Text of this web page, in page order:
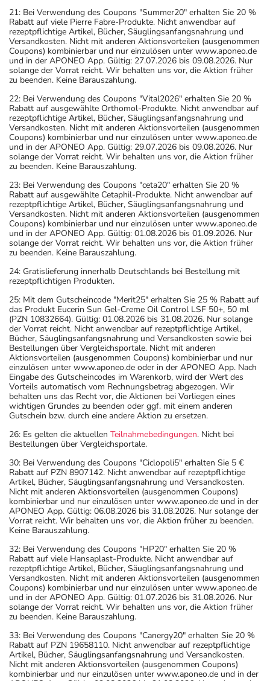
21: Bei Verwendung des Coupons "Summer20" erhalten Sie 20 %
Rabatt auf viele Pierre Fabre-Produkte. Nicht anwendbar auf
rezeptpflichtige Artikel, Bücher, Säuglingsanfangsnahrung und
Versandkosten. Nicht mit anderen Aktionsvorteilen (ausgenommen
Coupons) kombinierbar und nur einzulösen unter www.aponeo.de
und in der APONEO App. Gültig: 27.07.2026 bis 09.08.2026. Nur
solange der Vorrat reicht. Wir behalten uns vor, die Aktion früher
zu beenden. Keine Barauszahlung.
22: Bei Verwendung des Coupons "Vital2026" erhalten Sie 20 %
Rabatt auf ausgewählte Orthomol-Produkte. Nicht anwendbar auf
rezeptpflichtige Artikel, Bücher, Säuglingsanfangsnahrung und
Versandkosten. Nicht mit anderen Aktionsvorteilen (ausgenommen
Coupons) kombinierbar und nur einzulösen unter www.aponeo.de
und in der APONEO App. Gültig: 29.07.2026 bis 09.08.2026. Nur
solange der Vorrat reicht. Wir behalten uns vor, die Aktion früher
zu beenden. Keine Barauszahlung.
23: Bei Verwendung des Coupons "ceta20" erhalten Sie 20 %
Rabatt auf ausgewählte Cetaphil-Produkte. Nicht anwendbar auf
rezeptpflichtige Artikel, Bücher, Säuglingsanfangsnahrung und
Versandkosten. Nicht mit anderen Aktionsvorteilen (ausgenommen
Coupons) kombinierbar und nur einzulösen unter www.aponeo.de
und in der APONEO App. Gültig: 01.08.2026 bis 01.09.2026. Nur
solange der Vorrat reicht. Wir behalten uns vor, die Aktion früher
zu beenden. Keine Barauszahlung.
24: Gratislieferung innerhalb Deutschlands bei Bestellung mit
rezeptpflichtigen Produkten.
25: Mit dem Gutscheincode "Merit25" erhalten Sie 25 % Rabatt auf
das Produkt Eucerin Sun Gel-Creme Oil Control LSF 50+, 50 ml
(PZN 10832664). Gültig: 01.08.2026 bis 31.08.2026. Nur solange
der Vorrat reicht. Nicht anwendbar auf rezeptpflichtige Artikel,
Bücher, Säuglingsanfangsnahrung und Versandkosten sowie bei
Bestellungen über Vergleichsportale. Nicht mit anderen
Aktionsvorteilen (ausgenommen Coupons) kombinierbar und nur
einzulösen unter www.aponeo.de oder in der APONEO App. Nach
Eingabe des Gutscheincodes im Warenkorb, wird der Wert des
Vorteils automatisch vom Rechnungsbetrag abgezogen. Wir
behalten uns das Recht vor, die Aktionen bei Vorliegen eines
wichtigen Grundes zu beenden oder ggf. mit einem anderen
Gutschein bzw. durch eine andere Aktion zu ersetzen.
26: Es gelten die aktuellen Teilnahmebedingungen. Nicht bei
Bestellungen über Vergleichsportale.
30: Bei Verwendung des Coupons "Ciclopoli5" erhalten Sie 5 €
Rabatt auf PZN 8907142. Nicht anwendbar auf rezeptpflichtige
Artikel, Bücher, Säuglingsanfangsnahrung und Versandkosten.
Nicht mit anderen Aktionsvorteilen (ausgenommen Coupons)
kombinierbar und nur einzulösen unter www.aponeo.de und in der
APONEO App. Gültig: 06.08.2026 bis 31.08.2026. Nur solange der
Vorrat reicht. Wir behalten uns vor, die Aktion früher zu beenden.
Keine Barauszahlung.
32: Bei Verwendung des Coupons "HP20" erhalten Sie 20 %
Rabatt auf viele Hansaplast-Produkte. Nicht anwendbar auf
rezeptpflichtige Artikel, Bücher, Säuglingsanfangsnahrung und
Versandkosten. Nicht mit anderen Aktionsvorteilen (ausgenommen
Coupons) kombinierbar und nur einzulösen unter www.aponeo.de
und in der APONEO App. Gültig: 01.07.2026 bis 31.08.2026. Nur
solange der Vorrat reicht. Wir behalten uns vor, die Aktion früher
zu beenden. Keine Barauszahlung.
33: Bei Verwendung des Coupons "Canergy20" erhalten Sie 20 %
Rabatt auf PZN 19658110. Nicht anwendbar auf rezeptpflichtige
Artikel, Bücher, Säuglingsanfangsnahrung und Versandkosten.
Nicht mit anderen Aktionsvorteilen (ausgenommen Coupons)
kombinierbar und nur einzulösen unter www.aponeo.de und in der